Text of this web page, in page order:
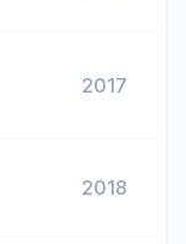
2017
2018